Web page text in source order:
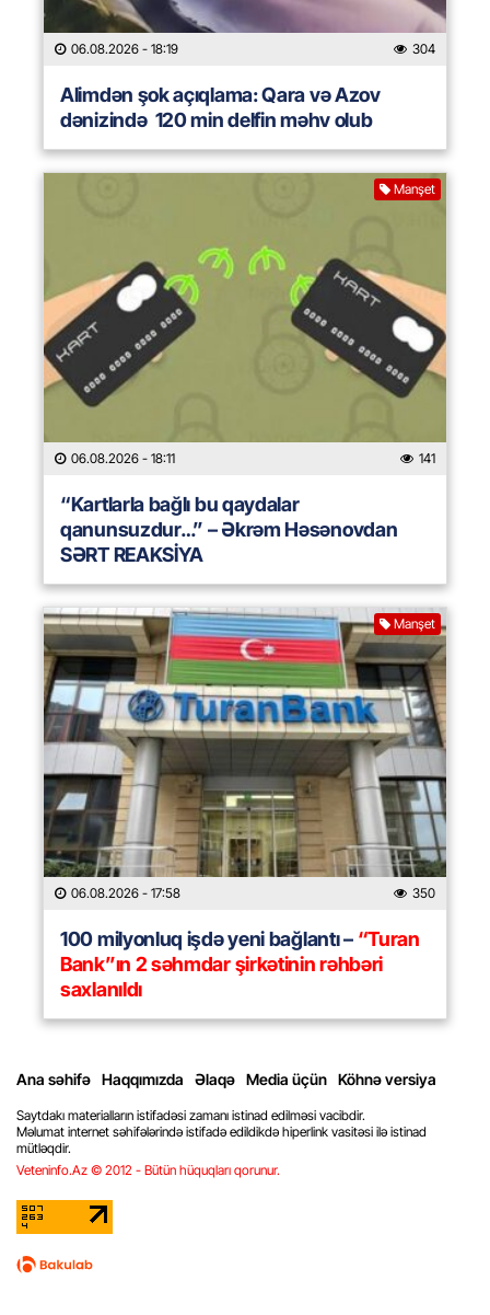
06.08.2026 - 18:19 304
Alimdən şok açıqlama: Qara və Azov
dənizində 120 min delfin məhv olub
Manşet
06.08.2026 - 18:11 141
“Kartlarla bağlı bu qaydalar
qanunsuzdur…” – Əkrəm Həsənovdan
SƏRT REAKSİYA
Manşet
06.08.2026 - 17:58 350
100 milyonluq işdə yeni bağlantı –“Turan
Bank”ın 2 səhmdar şirkətinin rəhbəri
saxlanıldı
Ana səhifə Haqqımızda Əlaqə Media üçün Köhnə versiya
Saytdakı materialların istifadəsi zamanı istinad edilməsi vacibdir.
Məlumat internet səhifələrində istifadə edildikdə hiperlink vasitəsi ilə istinad
mütləqdir.
Veteninfo.Az © 2012 - Bütün hüquqları qorunur.